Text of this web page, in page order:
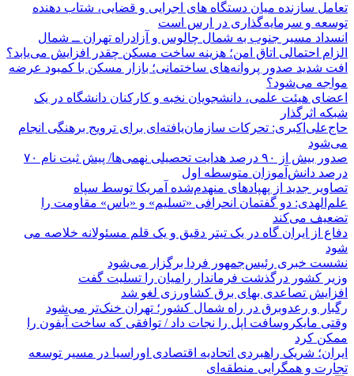
تعامل سازنده میان دستگاه‌ های اجرایی و قضایی، شتاب‌ دهنده
توسعه و سرمایه‌گذاری در ارس است
انسداد مسیر جنوب به شمال چالوس و آزادراه تهران ــ شمال
الزام احتمالی اتاق امن؛ هزینه ساخت مسکن چقدر افزایش می‌یابد؟
افت شدید صدور پروانه‌های ساختمانی؛ بازار مسکن با کمبود عرضه
مواجه می‌شود؟
اعضای هیئت علمی، دانشجویان نخبه و کارکنان دانشگاه در یک
شبکه‌ اثرگذار
حاج‌علی‌اکبری: تحرکات سازمان‌یافته‌ای برای ترویج برهنگی انجام
می‌شود
صدور بیش از ۹۰ درصد هدایت تحصیلی نهمی‌ها/ پیش ثبت نام ۷۰
درصد دانش‌آموزان متوسطه اول
تصاویر جدید از پهپادهای منهدم‌شده آمریکا توسط سپاه
علم‌الهدی: دو گفتمان انحرافی «تسلیم» و «یاس» مقاومت را
تضعیف می‌کند
دفاع از ایران گاه در یک تیتر دقیق و یک قلم مسئولانه خلاصه می
شود
نشست خبری رئیس‌جمهور فردا برگزار می‌شود
وزیر کشور درگذشت فرماندار رامیان را تسلیت گفت
افزایش تصاعدی بهای برق کشاورزی لغو شد
رگبار و رعدوبرق در راه شمال کشور؛ تهران خنک‌تر می‌شود
وقتی مایکروسافت اپل را نجات داد / توافقی که ساخت آیفون را
ممکن کرد
ایران؛ شریک راهبردی اتحادیه اقتصادی اوراسیا در مسیر توسعه
تجارت و همگرایی منطقه‌ای